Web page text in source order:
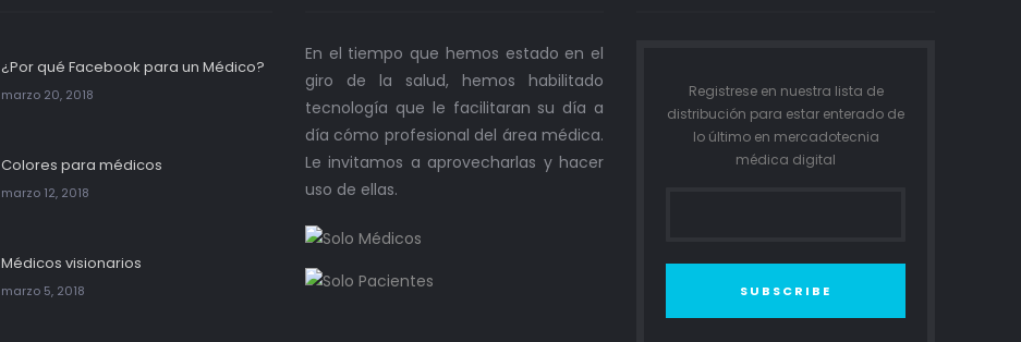
¿Por qué Facebook para un Médico?
marzo 20, 2018
Colores para médicos
marzo 12, 2018
Médicos visionarios
marzo 5, 2018
En el tiempo que hemos estado en el
giro de la salud, hemos habilitado
tecnología que le facilitaran su día a
día cómo profesional del área médica.
Le invitamos a aprovecharlas y hacer
uso de ellas.
Registrese en nuestra lista de
distribución para estar enterado de
lo último en mercadotecnia
médica digital
SUBSCRIBE